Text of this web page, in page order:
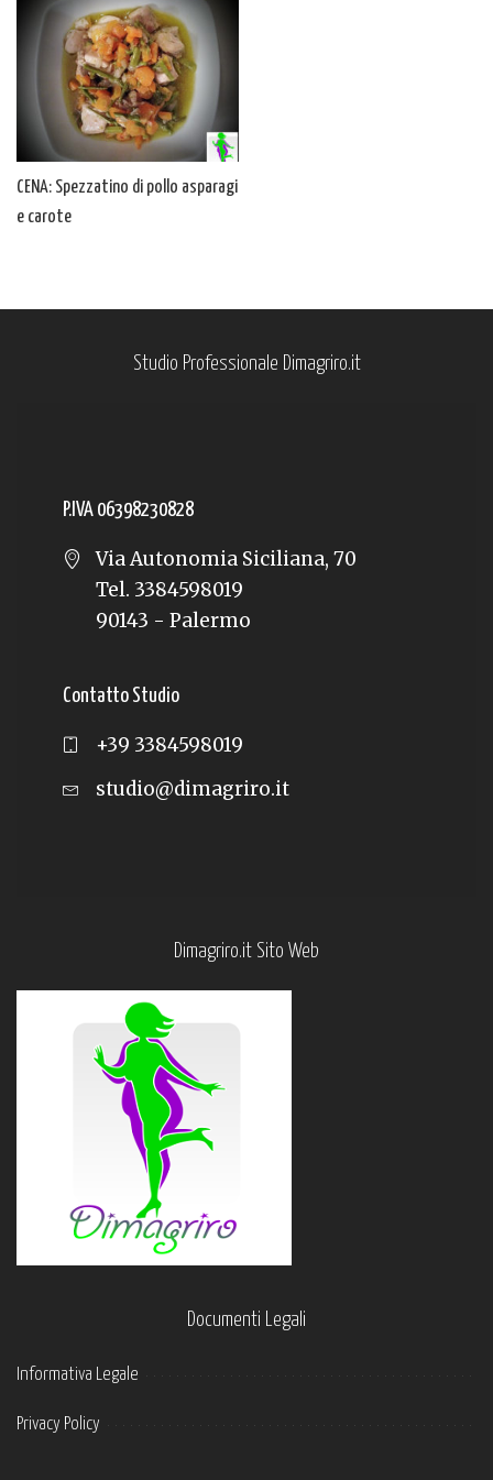
CENA: Spezzatino di pollo asparagi
e carote
Studio Professionale Dimagriro.it
P.IVA 06398230828
Via Autonomia Siciliana, 70
Tel. 3384598019
90143 - Palermo
Contatto Studio
+39 3384598019
studio@dimagriro.it
Dimagriro.it Sito Web
Documenti Legali
Informativa Legale
Privacy Policy